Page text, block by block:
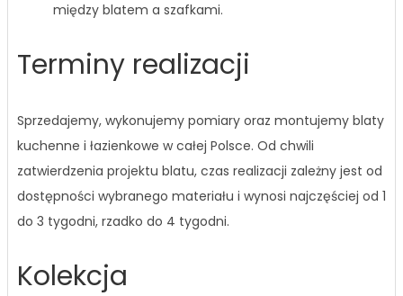
między blatem a szafkami.
Terminy realizacji
Sprzedajemy, wykonujemy pomiary oraz montujemy blaty
kuchenne i łazienkowe w całej Polsce. Od chwili
zatwierdzenia projektu blatu, czas realizacji zależny jest od
dostępności wybranego materiału i wynosi najczęściej od 1
do 3 tygodni, rzadko do 4 tygodni.
Kolekcja